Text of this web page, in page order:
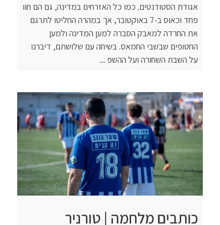
אגודת הסטודנטים. כמו כל האזרחים במדינה, גם הם חוו
פחד וכאוס ב-7 באוקטובר, אך במהרה החליטו לתרגם
את החרדה למאבק הסברה למען המדינה ולמען
החטופים שבשבי החמאס. בשיחה עם שלושתם, דיברנו
על השבת השחורה ועל ההשפ ...
כותבים מלחמה | טורניר